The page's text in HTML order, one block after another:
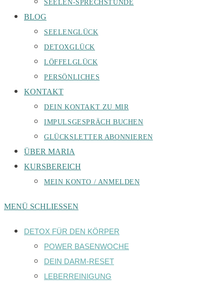
SEELEN-SPRECHSTUNDE
BLOG
SEELENGLÜCK
DETOXGLÜCK
LÖFFELGLÜCK
PERSÖNLICHES
KONTAKT
DEIN KONTAKT ZU MIR
IMPULSGESPRÄCH BUCHEN
GLÜCKSLETTER ABONNIEREN
ÜBER MARIA
KURSBEREICH
MEIN KONTO / ANMELDEN
MENÜ SCHLIESSEN
DETOX FÜR DEN KÖRPER
POWER BASENWOCHE
DEIN DARM-RESET
LEBERREINIGUNG